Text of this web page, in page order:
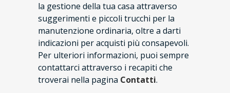
la gestione della tua casa attraverso
suggerimenti e piccoli trucchi per la
manutenzione ordinaria, oltre a darti
indicazioni per acquisti più consapevoli.
Per ulteriori informazioni, puoi sempre
contattarci attraverso i recapiti che
troverai nella pagina Contatti.